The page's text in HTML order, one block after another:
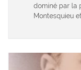
dominé par la
Montesquieu et